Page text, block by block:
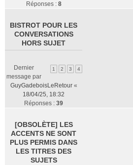
Réponses : 8
BISTROT POUR LES
CONVERSATIONS
HORS SUJET
1 2 3 4
Dernier
message par
GuyGadeboisLeRetour«
18/04/25, 18:32
Réponses : 39
[OBSOLÈTE] LES
ACCENTS NE SONT
PLUS PERMIS DANS
LES TITRES DES
SUJETS